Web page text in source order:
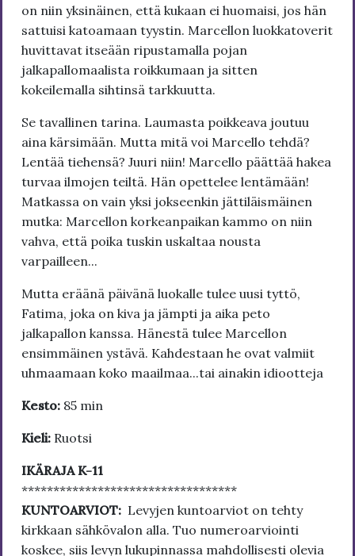
on niin yksinäinen, että kukaan ei huomaisi, jos hän
sattuisi katoamaan tyystin. Marcellon luokkatoverit
huvittavat itseään ripustamalla pojan
jalkapallomaalista roikkumaan ja sitten
kokeilemalla sihtinsä tarkkuutta.
Se tavallinen tarina. Laumasta poikkeava joutuu
aina kärsimään. Mutta mitä voi Marcello tehdä?
Lentää tiehensä? Juuri niin! Marcello päättää hakea
turvaa ilmojen teiltä. Hän opettelee lentämään!
Matkassa on vain yksi jokseenkin jättiläismäinen
mutka: Marcellon korkeanpaikan kammo on niin
vahva, että poika tuskin uskaltaa nousta
varpailleen...
Mutta eräänä päivänä luokalle tulee uusi tyttö,
Fatima, joka on kiva ja jämpti ja aika peto
jalkapallon kanssa. Hänestä tulee Marcellon
ensimmäinen ystävä. Kahdestaan he ovat valmiit
uhmaamaan koko maailmaa...tai ainakin idiootteja
Kesto: 85 min
Kieli: Ruotsi
IKÄRAJA K-11
**********************************
KUNTOARVIOT: Levyjen kuntoarviot on tehty
kirkkaan sähkövalon alla. Tuo numeroarviointi
koskee, siis levyn lukupinnassa mahdollisesti olevia